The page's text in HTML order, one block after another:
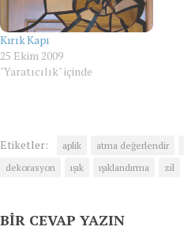
Kırık Kapı
25 Ekim 2009
"Yaratıcılık" içinde
Etiketler: aplik atma değerlendir
dekorasyon
ışık ışıklandırma zil
BIR CEVAP YAZIN